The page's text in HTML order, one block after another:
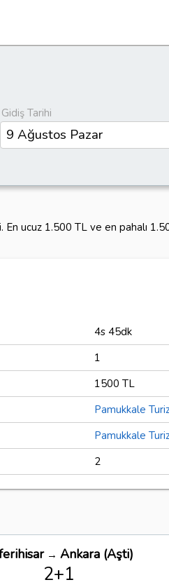
Gidiş Tarihi
ucuz 1.500 TL ve en pahalı
4s 45dk
1
1500 TL
Pamukkale
Pamukkale
2
→Ankara (Aşti)
2+1